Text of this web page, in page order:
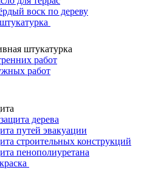
воск по дереву
штукатурка
работ
работ
дерева
путей эвакуации
строительных конструкций
пенополиуретана